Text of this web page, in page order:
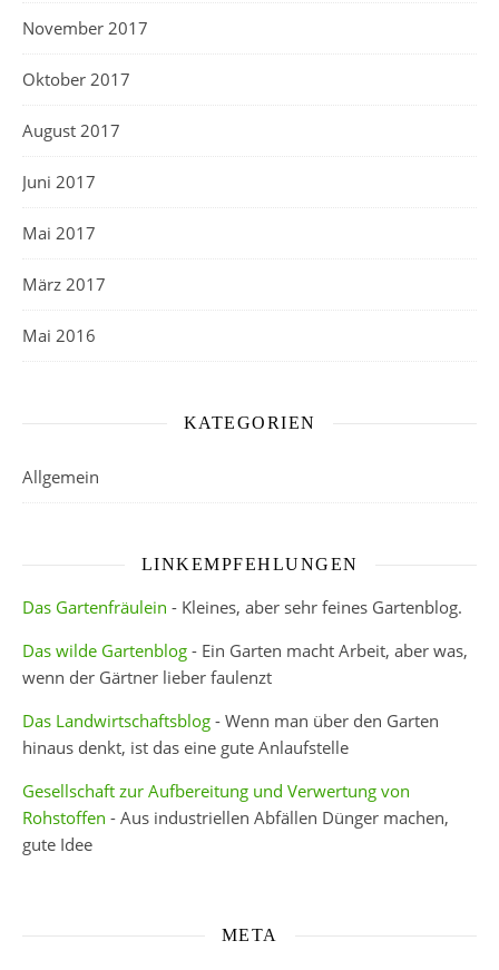
November 2017
Oktober 2017
August 2017
Juni 2017
Mai 2017
März 2017
Mai 2016
KATEGORIEN
Allgemein
LINKEMPFEHLUNGEN
Das Gartenfräulein - Kleines, aber sehr feines Gartenblog.
Das wilde Gartenblog - Ein Garten macht Arbeit, aber was,
wenn der Gärtner lieber faulenzt
Das Landwirtschaftsblog - Wenn man über den Garten
hinaus denkt, ist das eine gute Anlaufstelle
Gesellschaft zur Aufbereitung und Verwertung von
Rohstoffen - Aus industriellen Abfällen Dünger machen,
gute Idee
META